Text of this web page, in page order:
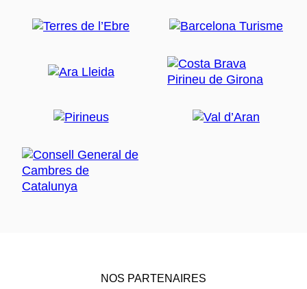
NOS PARTENAIRES